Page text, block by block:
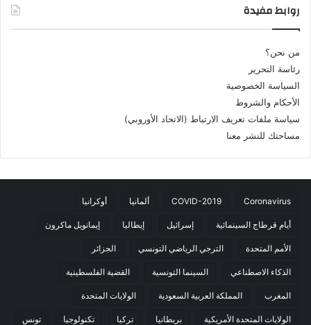
روابط مفيدة
من نحن؟
رئاسة التحرير
السياسة الخصوصية
الأحكام والشروط
سياسة ملفات تعريف الارتباط (الاتحاد الأوروبي)
مساحتك للنشر معنا
Coronavirus
COVID-2019 ألمانيا أوكرانيا
أيام قرطاج السينمائية إسرائيل إيطاليا إيمانويل ماكرون
الأمم المتحدة الترجي الرياضي التونسي الجزائر
الذكاء الاصطناعي السينما التونسية القضية الفلسطينية
المغرب المملكة العربية السعودية الولايات المتحدة
الولايات المتحدة الأمريكية بريطانيا تركيا تكنولوجيا تونس